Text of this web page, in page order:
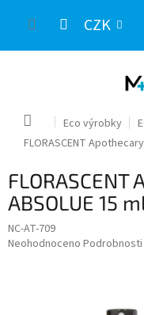
CZK
Domů Eco výrobky
FLORASCENT
FLORASCENT
ABSOLUE 15
NC-AT-709
Průměrné
Neohodnoceno